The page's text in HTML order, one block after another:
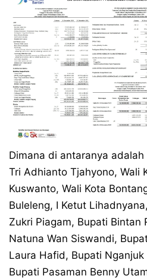
Dimana di antaranya adalah
Tri Adhianto Tjahyono, Wali
Kuswanto, Wali Kota
Buleleng, I Ketut
Zukri Piagam, Bupati Bintan
Natuna Wan Siswandi,
Laura Hafid, Bupati
Bupati Pasaman Benny